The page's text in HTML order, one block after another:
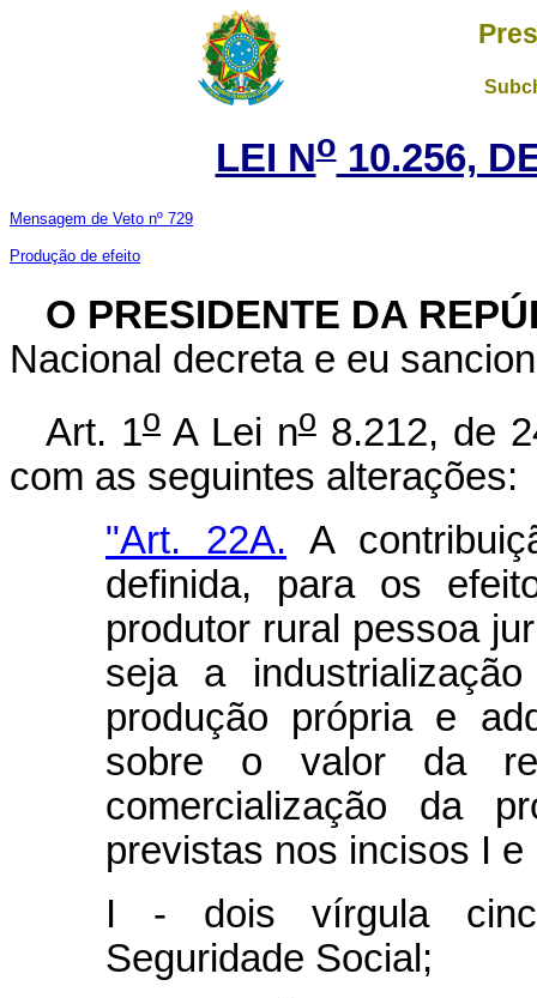
LEI No10.256,
Mensagem de Veto nº 729
Produção de efeito
O PRESIDENTE DA
Nacional decreta e eu
Art. 1oA Lei no8.212, de
com as seguintes alterações:
"Art. 22A. A
definida, para os
produtor rural pessoa
seja a
produção própria e
sobre o valor da
comercialização da
previstas nos incisos I
I - dois vírgula
Seguridade Social;